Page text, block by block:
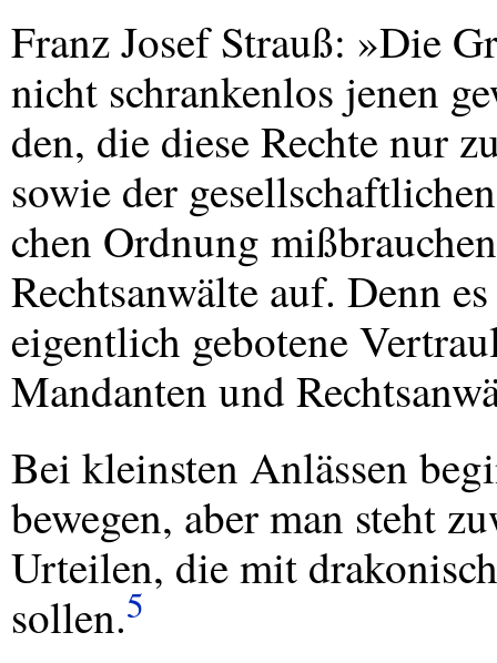
Franz Josef Strauß: »Die
nicht schrankenlos jenen
den, die diese Rechte nur
sowie der
chen Ordnung
Rechtsanwälte auf. Denn
eigentlich gebotene
Mandanten und
Bei kleinsten Anlässen
bewegen, aber man steht
Urteilen, die mit
sollen.5